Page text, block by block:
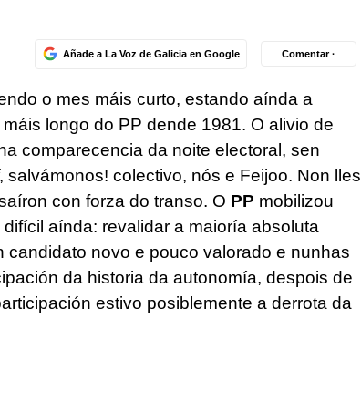
Añade a La Voz de Galicia en Google Comentar ·
o mes máis curto, estando aínda a
longo do PP dende 1981. O alivio de
comparecencia da noite electoral, sen
salvámonos! colectivo, nós e Feijoo. Non lles
con forza do transo. O PP mobilizou
aínda: revalidar a maioría absoluta
novo e pouco valorado e nunhas
da historia da autonomía, despois de
estivo posiblemente a derrota da